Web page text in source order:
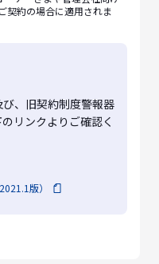
契約の場合に適用されま
、旧契約制度警報器
リンクよりご確認く
版）